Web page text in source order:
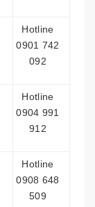
Hotline
0901 742
092
Hotline
0904 991
912
Hotline
0908 648
509